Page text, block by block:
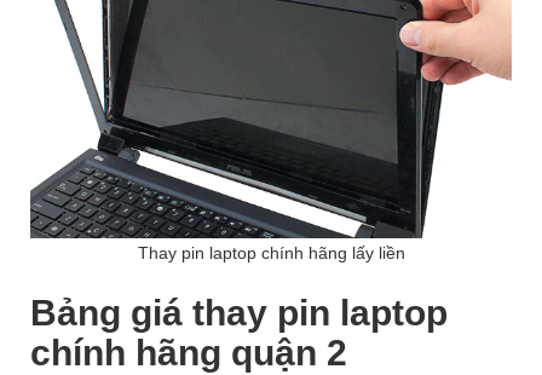
Thay pin laptop chính hãng lấy liền
Bảng giá thay pin laptop
chính hãng quận 2